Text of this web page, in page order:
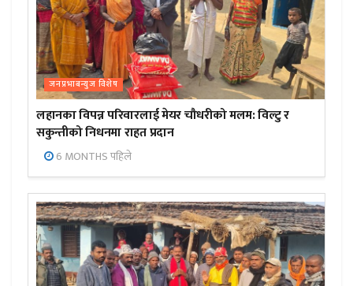
जनप्रभाबन्युज विशेष
लहानका विपन्न परिवारलाई मेयर चौधरीको मलम: विल्टु र
सकुन्तीको निधनमा राहत प्रदान
6 MONTHS पहिले